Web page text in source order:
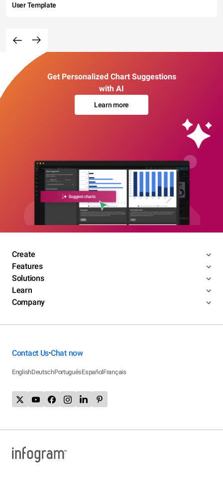
User Template
Get Personalized Chart Suggestions
with AI
Learn more
Create
Features
Solutions
Learn
Company
Contact Us•Chat now
EnglishDeutschPortuguêsEspañolFrançais